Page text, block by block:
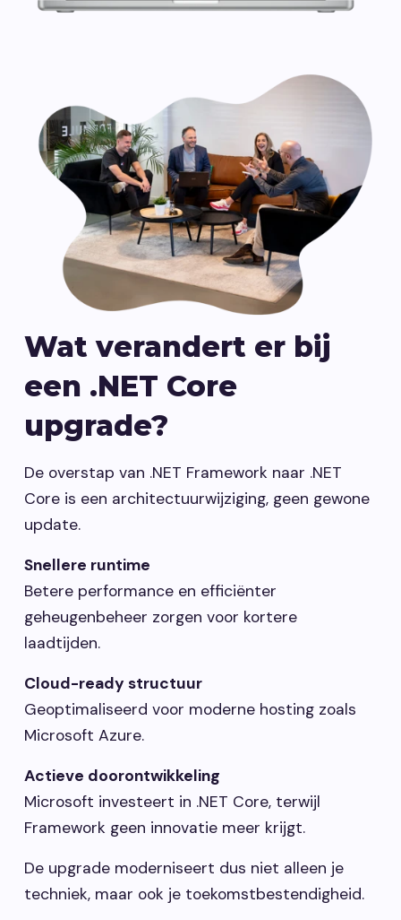
Wat verandert er bij
een .NET Core
upgrade?
De overstap van .NET Framework naar .NET
Core is een architectuurwijziging, geen gewone
update.
Snellere runtime
Betere performance en efficiënter
geheugenbeheer zorgen voor kortere
laadtijden.
Cloud-ready structuur
Geoptimaliseerd voor moderne hosting zoals
Microsoft Azure.
Actieve doorontwikkeling
Microsoft investeert in .NET Core, terwijl
Framework geen innovatie meer krijgt.
De upgrade moderniseert dus niet alleen je
techniek, maar ook je toekomstbestendigheid.